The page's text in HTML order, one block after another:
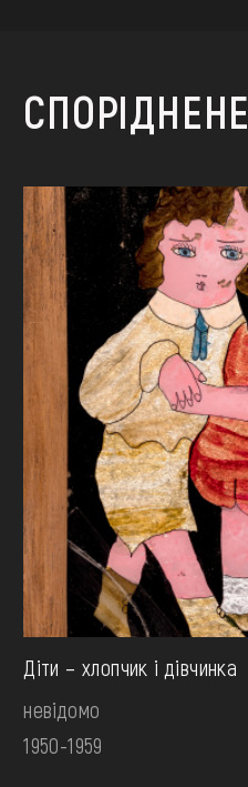
СПОРІДНЕНЕ
Діти – хлопчик і дівчинка
невідомо
1950-1959